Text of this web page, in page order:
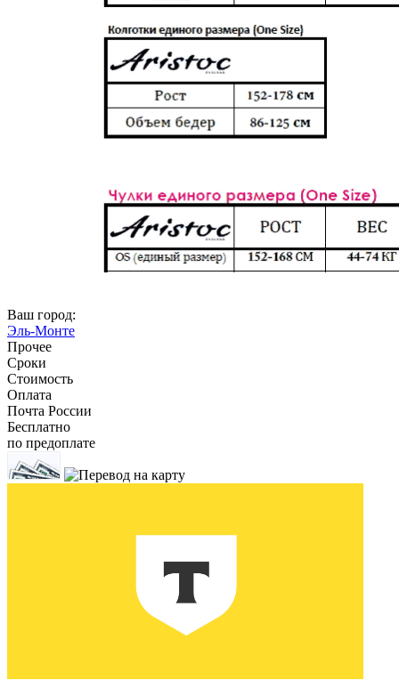
Ваш город:
Эль-Монте
Прочее
Сроки
Стоимость
Оплата
Почта России
Бесплатно
по предоплате